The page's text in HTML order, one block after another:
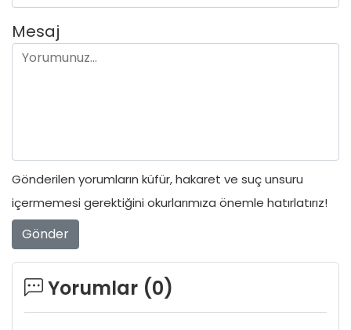
Mesaj
Gönderilen yorumların küfür, hakaret ve suç unsuru
içermemesi gerektiğini okurlarımıza önemle hatırlatırız!
Gönder
Yorumlar (0)